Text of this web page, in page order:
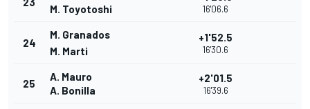
M. Toyotoshi
16'06.6
24
M. Granados
M. Marti
+1'52.5
16'30.6
25
A. Mauro
A. Bonilla
+2'01.5
16'39.6